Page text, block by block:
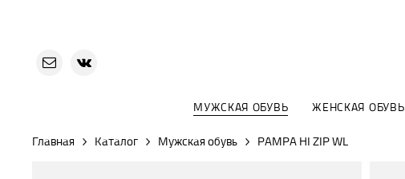
МУЖСКАЯ ОБУВЬ ЖЕНСКАЯ ОБУВЬ
Главная Каталог Мужская обувь PAMPA HI ZIP WL